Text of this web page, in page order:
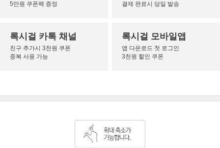
5만원 쿠폰팩 증정
결제 완료시 당일 발송
록시걸 카톡 채널
친구 추가시 3천원 쿠폰
중복 사용 가능
록시걸 모바일앱
앱 다운로드 첫 로그인
3천원 할인 쿠폰